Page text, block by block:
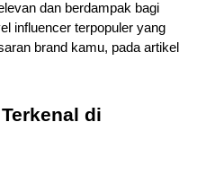
dan berdampak bagi
influencer terpopuler yang
brand kamu, pada artikel
di